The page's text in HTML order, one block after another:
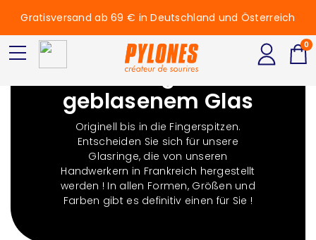
Glasringe aus
geblasenem Glas
Originell bis in die Fingerspitzen.
Entscheiden Sie sich für unsere
Glasringe, die von unseren
Handwerkern in Frankreich hergestellt
werden ! In allen Formen, Größen und
Farben gibt es definitiv einen für Sie !
Gratisversand ab 69 € in Deutschland und Österreich
0